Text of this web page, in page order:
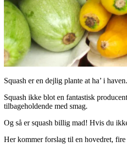
Squash er en dejlig plante at ha’ i
Squash ikke blot en fantastisk
tilbageholdende med smag.
Og så er squash billig mad! Hvis du
Her kommer forslag til en hovedret,